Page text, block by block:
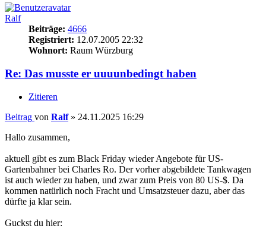
Ralf
Beiträge: 4666
Registriert: 12.07.2005 22:32
Wohnort: Raum Würzburg
Re: Das musste er uuuunbedingt haben
Zitieren
Beitrag von Ralf» 24.11.2025 16:29
Hallo zusammen,
aktuell gibt es zum Black Friday wieder Angebote für US-
Gartenbahner bei Charles Ro. Der vorher abgebildete Tankwagen
ist auch wieder zu haben, und zwar zum Preis von 80 US-$. Da
kommen natürlich noch Fracht und Umsatzsteuer dazu, aber das
dürfte ja klar sein.
Guckst du hier: